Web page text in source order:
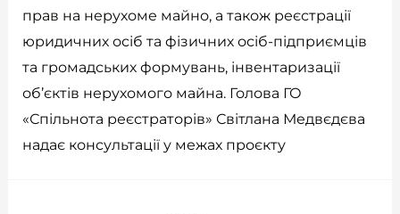
прав на нерухоме майно, а також реєстрації
юридичних осіб та фізичних осіб-підприємців
та громадських формувань, інвентаризації
об’єктів нерухомого майна. Голова ГО
«Спільнота реєстраторів» Світлана Медвєдєва
надає консультації у межах проєкту